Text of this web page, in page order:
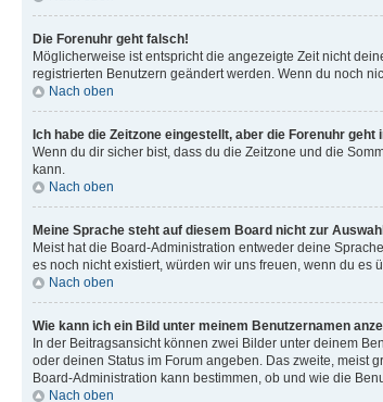
Die Forenuhr geht falsch!
Möglicherweise ist entspricht die angezeigte Zeit nicht
registrierten Benutzern geändert werden. Wenn du noch
Nach oben
Ich habe die Zeitzone eingestellt, aber die Forenuhr geht
Wenn du dir sicher bist, dass du die Zeitzone und die
kann.
Nach oben
Meine Sprache steht auf diesem Board nicht zur
Meist hat die Board-Administration entweder deine
es noch nicht existiert, würden wir uns freuen, wenn du es
Nach oben
Wie kann ich ein Bild unter meinem Benutzernamen
In der Beitragsansicht können zwei Bilder unter deinem
oder deinen Status im Forum angeben. Das zweite, meist
Board-Administration kann bestimmen, ob und wie die
Nach oben